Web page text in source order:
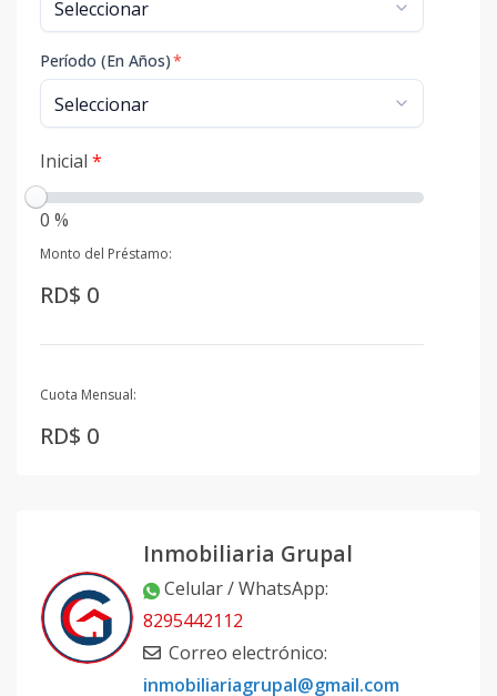
Período (En Años)*
Inicial *
0 %
Monto del Préstamo:
RD$ 0
Cuota Mensual:
RD$ 0
Inmobiliaria Grupal
Celular / WhatsApp:
8295442112
Correo electrónico:
inmobiliariagrupal@gmail.com